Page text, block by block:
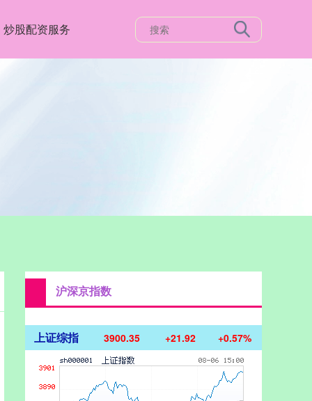
炒股配资服务
沪深京指数
上证综指 3900.35 +21.92 +0.57%